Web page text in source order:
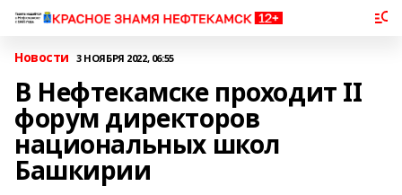
Новости 3 НОЯБРЯ 2022, 06:55
В Нефтекамске проходит II
форум директоров
национальных школ
Башкирии